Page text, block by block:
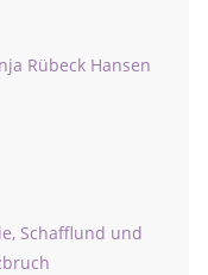
Rübeck Hansen
Schafflund und